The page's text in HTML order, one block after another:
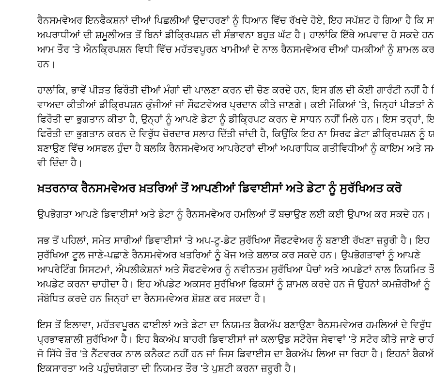
ਰੈਨਸਮਵੇਅਰ ਇਨਫੈਕਸ਼ਨਾਂ ਦੀਆਂ ਪਿਛਲੀਆਂ ਉਦਾਹਰਣਾਂ ਨੂੰ ਧਿਆਨ ਵਿੱਚ ਰੱਖਦੇ ਹੋਏ, ਇਹ ਸਪੱਸ਼ਟ ਹੋ ਗਿਆ ਹੈ ਕਿ
ਅਪਰਾਧੀਆਂ ਦੀ ਸ਼ਮੂਲੀਅਤ ਤੋਂ ਬਿਨਾਂ ਡੀਕ੍ਰਿਪਸ਼ਨ ਦੀ ਸੰਭਾਵਨਾ ਬਹੁਤ ਘੱਟ ਹੈ। ਹਾਲਾਂਕਿ ਇੱਥੇ ਅਪਵਾਦ ਹੋ ਸਕਦੇ
ਆਮ ਤੌਰ 'ਤੇ ਐਨਕ੍ਰਿਪਸ਼ਨ ਵਿਧੀ ਵਿੱਚ ਮਹੱਤਵਪੂਰਨ ਖਾਮੀਆਂ ਦੇ ਨਾਲ ਰੈਨਸਮਵੇਅਰ ਦੀਆਂ ਧਮਕੀਆਂ ਨੂੰ ਸ਼ਾਮਲ
ਹਨ।
ਹਾਲਾਂਕਿ, ਭਾਵੇਂ ਪੀੜਤ ਫਿਰੌਤੀ ਦੀਆਂ ਮੰਗਾਂ ਦੀ ਪਾਲਣਾ ਕਰਨ ਦੀ ਚੋਣ ਕਰਦੇ ਹਨ, ਇਸ ਗੱਲ ਦੀ ਕੋਈ ਗਾਰੰਟੀ ਨਹੀਂ ਹੈ
ਵਾਅਦਾ ਕੀਤੀਆਂ ਡੀਕ੍ਰਿਪਸ਼ਨ ਕੁੰਜੀਆਂ ਜਾਂ ਸੌਫਟਵੇਅਰ ਪ੍ਰਦਾਨ ਕੀਤੇ ਜਾਣਗੇ। ਕਈ ਮੌਕਿਆਂ 'ਤੇ, ਜਿਨ੍ਹਾਂ ਪੀੜਤਾਂ ਨੇ
ਫਿਰੌਤੀ ਦਾ ਭੁਗਤਾਨ ਕੀਤਾ ਹੈ, ਉਨ੍ਹਾਂ ਨੂੰ ਆਪਣੇ ਡੇਟਾ ਨੂੰ ਡੀਕ੍ਰਿਪਟ ਕਰਨ ਦੇ ਸਾਧਨ ਨਹੀਂ ਮਿਲੇ ਹਨ। ਇਸ ਤਰ੍ਹਾਂ,
ਫਿਰੌਤੀ ਦਾ ਭੁਗਤਾਨ ਕਰਨ ਦੇ ਵਿਰੁੱਧ ਜ਼ੋਰਦਾਰ ਸਲਾਹ ਦਿੱਤੀ ਜਾਂਦੀ ਹੈ, ਕਿਉਂਕਿ ਇਹ ਨਾ ਸਿਰਫ ਡੇਟਾ ਡੀਕ੍ਰਿਪਸ਼ਨ ਨੂੰ
ਬਣਾਉਣ ਵਿੱਚ ਅਸਫਲ ਹੁੰਦਾ ਹੈ ਬਲਕਿ ਰੈਨਸਮਵੇਅਰ ਆਪਰੇਟਰਾਂ ਦੀਆਂ ਅਪਰਾਧਿਕ ਗਤੀਵਿਧੀਆਂ ਨੂੰ ਕਾਇਮ ਅਤੇ
ਵੀ ਦਿੰਦਾ ਹੈ।
ਖ਼ਤਰਨਾਕ ਰੈਨਸਮਵੇਅਰ ਖ਼ਤਰਿਆਂ ਤੋਂ ਆਪਣੀਆਂ ਡਿਵਾਈਸਾਂ ਅਤੇ ਡੇਟਾ ਨੂੰ ਸੁਰੱਖਿਅਤ ਕਰੋ
ਉਪਭੋਗਤਾ ਆਪਣੇ ਡਿਵਾਈਸਾਂ ਅਤੇ ਡੇਟਾ ਨੂੰ ਰੈਨਸਮਵੇਅਰ ਹਮਲਿਆਂ ਤੋਂ ਬਚਾਉਣ ਲਈ ਕਈ ਉਪਾਅ ਕਰ ਸਕਦੇ ਹਨ।
ਸਭ ਤੋਂ ਪਹਿਲਾਂ, ਸਮੇਤ ਸਾਰੀਆਂ ਡਿਵਾਈਸਾਂ 'ਤੇ ਅਪ-ਟੂ-ਡੇਟ ਸੁਰੱਖਿਆ ਸੌਫਟਵੇਅਰ ਨੂੰ ਬਣਾਈ ਰੱਖਣਾ ਜ਼ਰੂਰੀ ਹੈ। ਇਹ
ਸੁਰੱਖਿਆ ਟੂਲ ਜਾਣੇ-ਪਛਾਣੇ ਰੈਨਸਮਵੇਅਰ ਖਤਰਿਆਂ ਨੂੰ ਖੋਜ ਅਤੇ ਬਲਾਕ ਕਰ ਸਕਦੇ ਹਨ। ਉਪਭੋਗਤਾਵਾਂ ਨੂੰ ਆਪਣੇ
ਆਪਰੇਟਿੰਗ ਸਿਸਟਮਾਂ, ਐਪਲੀਕੇਸ਼ਨਾਂ ਅਤੇ ਸੌਫਟਵੇਅਰ ਨੂੰ ਨਵੀਨਤਮ ਸੁਰੱਖਿਆ ਪੈਚਾਂ ਅਤੇ ਅਪਡੇਟਾਂ ਨਾਲ ਨਿਯਮਿਤ
ਅਪਡੇਟ ਕਰਨਾ ਚਾਹੀਦਾ ਹੈ। ਇਹ ਅੱਪਡੇਟ ਅਕਸਰ ਸੁਰੱਖਿਆ ਫਿਕਸਾਂ ਨੂੰ ਸ਼ਾਮਲ ਕਰਦੇ ਹਨ ਜੋ ਉਹਨਾਂ ਕਮਜ਼ੋਰੀਆਂ ਨੂੰ
ਸੰਬੋਧਿਤ ਕਰਦੇ ਹਨ ਜਿਨ੍ਹਾਂ ਦਾ ਰੈਨਸਮਵੇਅਰ ਸ਼ੋਸ਼ਣ ਕਰ ਸਕਦਾ ਹੈ।
ਇਸ ਤੋਂ ਇਲਾਵਾ, ਮਹੱਤਵਪੂਰਨ ਫਾਈਲਾਂ ਅਤੇ ਡੇਟਾ ਦਾ ਨਿਯਮਤ ਬੈਕਅੱਪ ਬਣਾਉਣਾ ਰੈਨਸਮਵੇਅਰ ਹਮਲਿਆਂ ਦੇ
ਪ੍ਰਭਾਵਸ਼ਾਲੀ ਸੁਰੱਖਿਆ ਹੈ। ਇਹ ਬੈਕਅੱਪ ਬਾਹਰੀ ਡਿਵਾਈਸਾਂ ਜਾਂ ਕਲਾਉਡ ਸਟੋਰੇਜ ਸੇਵਾਵਾਂ 'ਤੇ ਸਟੋਰ ਕੀਤੇ ਜਾਣੇ
ਜੋ ਸਿੱਧੇ ਤੌਰ 'ਤੇ ਨੈੱਟਵਰਕ ਨਾਲ ਕਨੈਕਟ ਨਹੀਂ ਹਨ ਜਾਂ ਜਿਸ ਡਿਵਾਈਸ ਦਾ ਬੈਕਅੱਪ ਲਿਆ ਜਾ ਰਿਹਾ ਹੈ। ਇਹਨਾਂ
ਇਕਸਾਰਤਾ ਅਤੇ ਪਹੁੰਚਯੋਗਤਾ ਦੀ ਨਿਯਮਤ ਤੌਰ 'ਤੇ ਪੁਸ਼ਟੀ ਕਰਨਾ ਜ਼ਰੂਰੀ ਹੈ।